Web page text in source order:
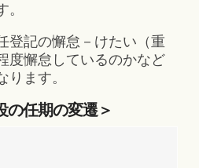
登記の懈怠－けたい（重
度懈怠しているのかなど
ります。
の任期の変遷＞